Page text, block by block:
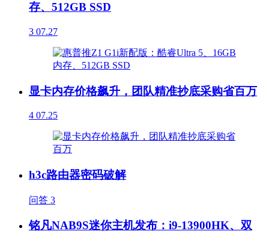
存、512GB SSD
3 07.27
显卡内存价格飙升，团队精准抄底采购省百万
4 07.25
h3c路由器密码破解
问答 3
铭凡NAB9S迷你主机发布：i9-13900HK、双